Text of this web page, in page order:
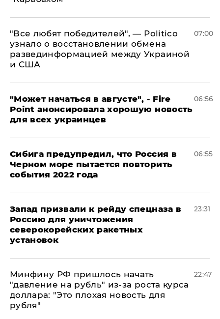
​"Все любят победителей", — Politico
узнало о восстановлении обмена
развединформацией между Украиной
и США
07:00
"Может начаться в августе", - Fire
Point анонсировала хорошую новость
для всех украинцев
06:56
Сибига предупредил, что Россия в
Черном море пытается повторить
события 2022 года
06:55
Запад призвали к рейду спецназа в
Россию для уничтожения
северокорейских ракетных
установок
23:31
Минфину РФ пришлось начать
"давление на рубль" из-за роста курса
доллара: "Это плохая новость для
рубля"
22:47